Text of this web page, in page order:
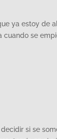
ya estoy de
se
si se